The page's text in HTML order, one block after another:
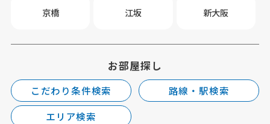
京橋 江坂 新大阪
お部屋探し
こだわり条件検索
路線・駅検索
エリア検索